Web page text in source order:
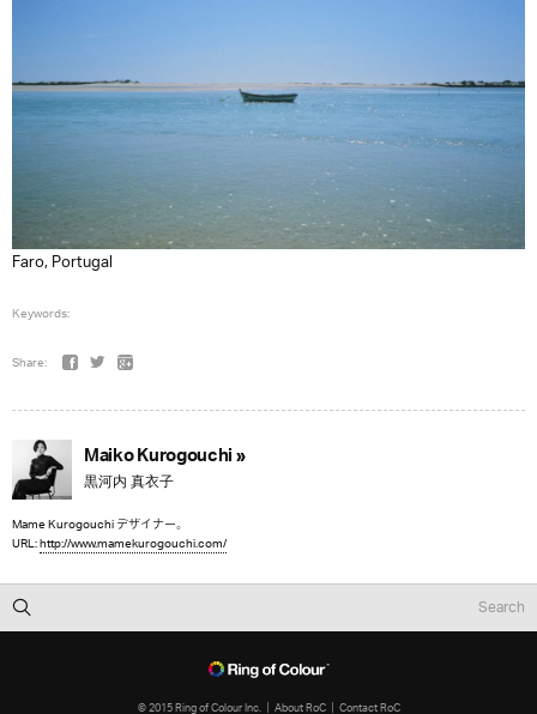
Faro, Portugal
Keywords:
Share:
Maiko Kurogouchi »
黒河内 真衣子
Mame Kurogouchi デザイナー。
URL:http://www.mamekurogouchi.com/
© 2015 Ring of Colour Inc. About RoC Contact RoC